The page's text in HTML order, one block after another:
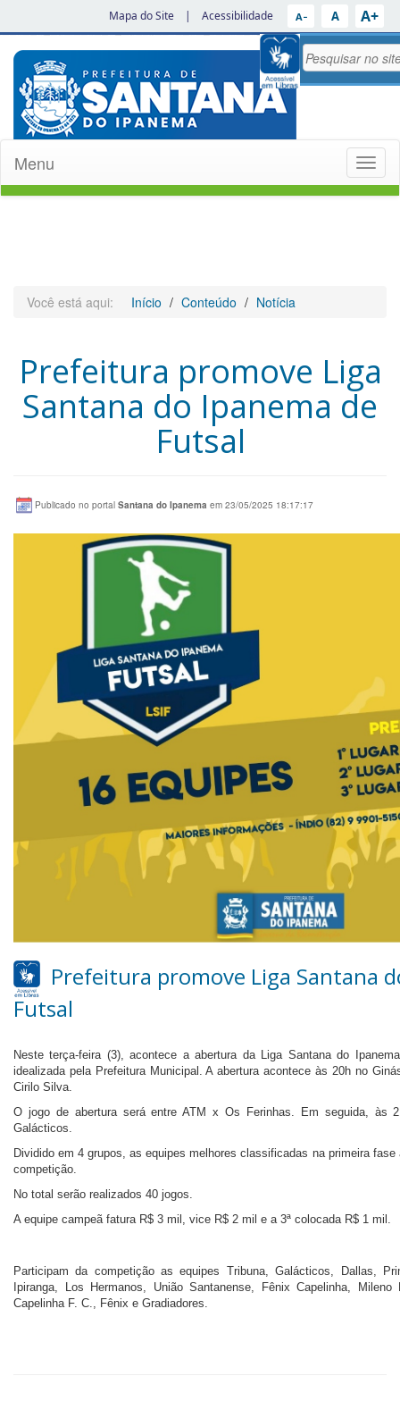
Mapa do Site | Acessibilidade A− A A+
Menu
Você está aqui: Início Conteúdo Notícia
Prefeitura promove Liga
Santana do Ipanema de
Futsal
Publicado no portal Santana do Ipanema em 23/05/2025 18:17:17
Prefeitura promove Liga Santana
Futsal
Neste terça-feira (3), acontece a abertura da Liga Santana do
idealizada pela Prefeitura Municipal. A abertura acontece às 20h no
Cirilo Silva.
O jogo de abertura será entre ATM x Os Ferinhas. Em seguida, às
Galácticos.
Dividido em 4 grupos, as equipes melhores classificadas na primeira
competição.
No total serão realizados 40 jogos.
A equipe campeã fatura R$ 3 mil, vice R$ 2 mil e a 3ª colocada R$ 1 mil.
Participam da competição as equipes Tribuna, Galácticos, Dallas,
Ipiranga, Los Hermanos, União Santanense, Fênix Capelinha,
Capelinha F. C., Fênix e Gradiadores.